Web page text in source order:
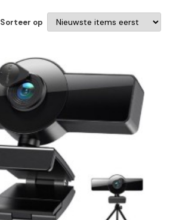
Sorteer op